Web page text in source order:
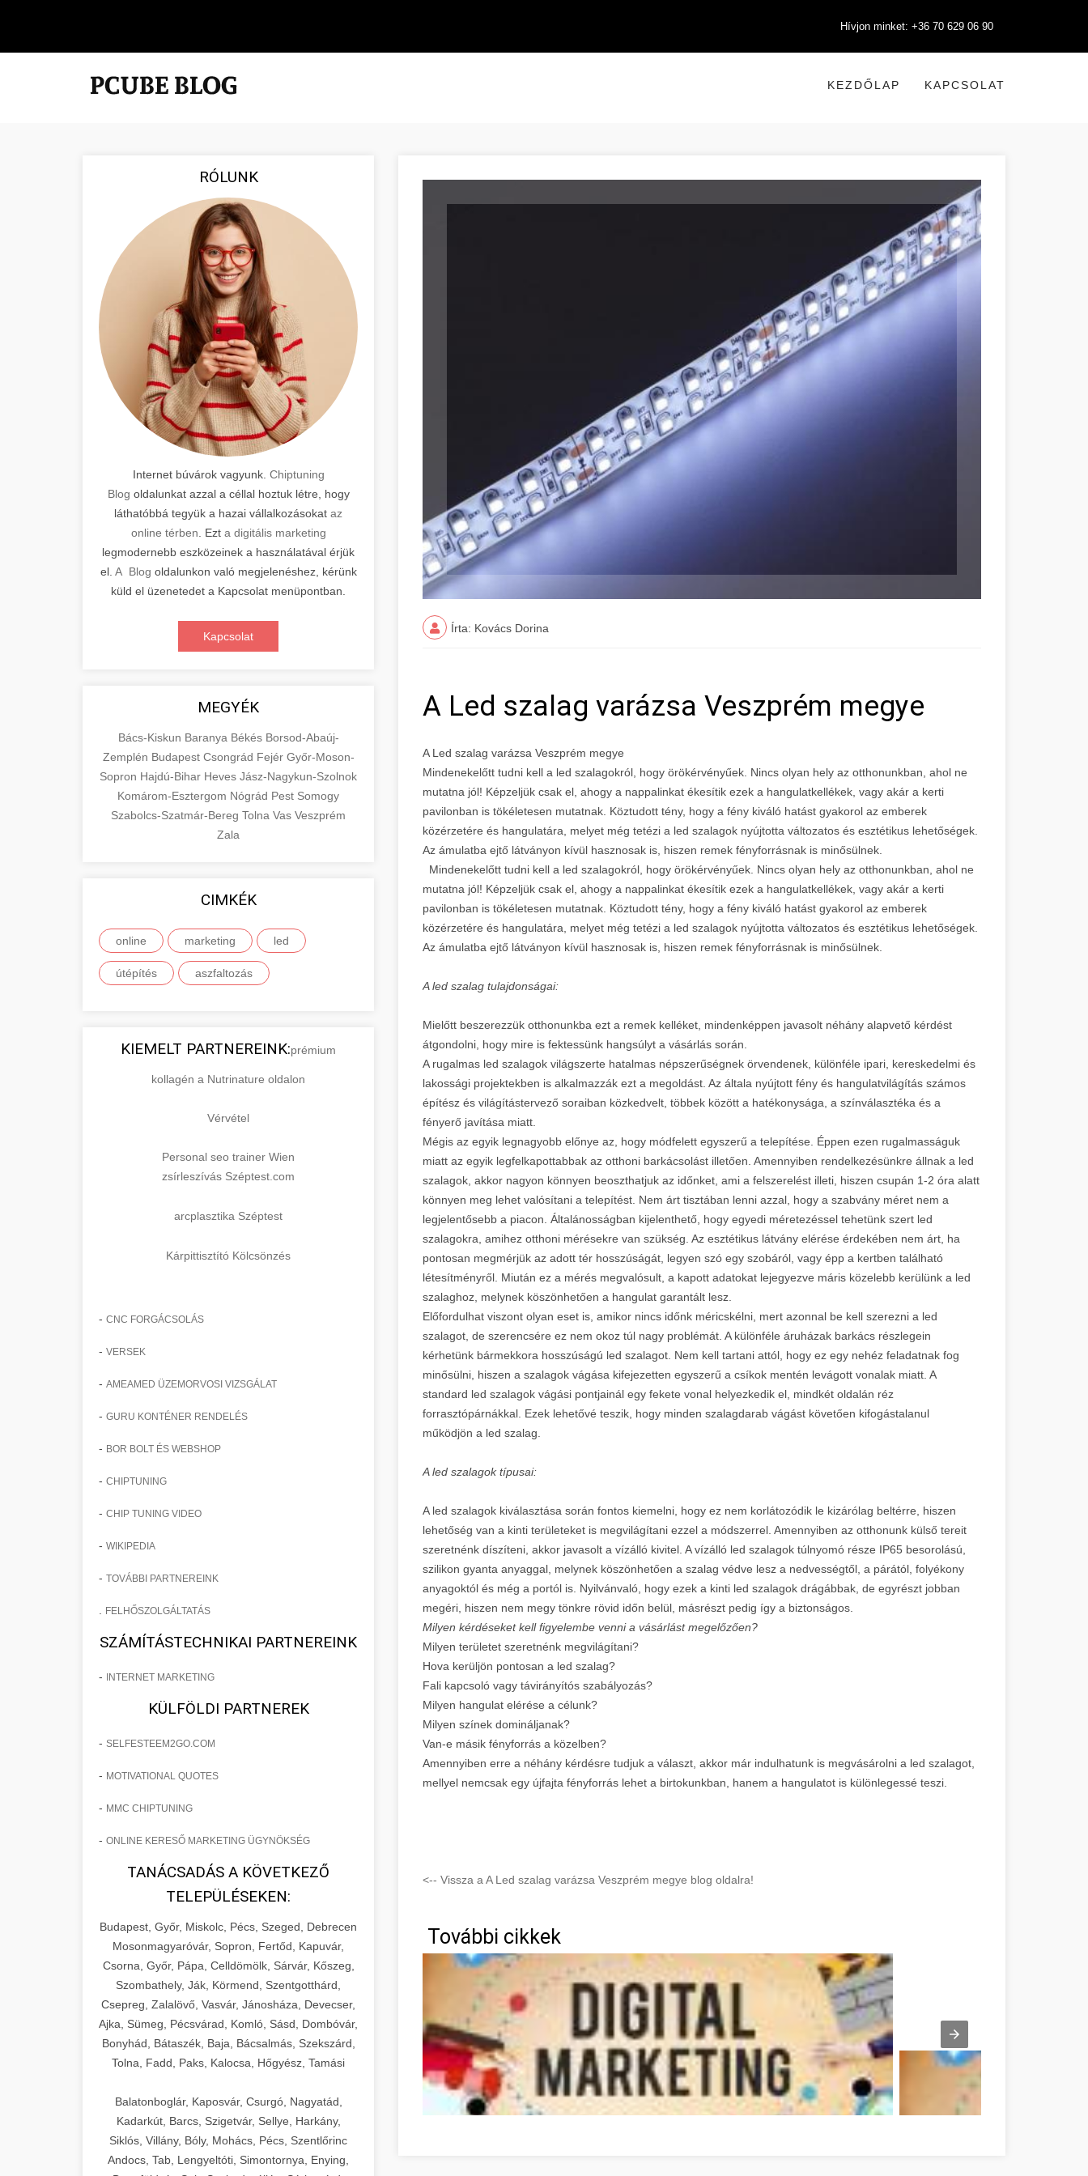
Hívjon minket: +36 70 629 06 90
KEZDŐLAP KAPCSOLAT
RÓLUNK
Internet búvárok vagyunk. Chiptuning
Blog oldalunkat azzal a céllal hoztuk létre, hogy
láthatóbbá tegyük a hazai vállalkozásokat az
online térben . Ezt a digitális marketing
legmodernebb eszközeinek a használatával érjük
el. A Blog oldalunkon való megjelenéshez, kérünk
küld el üzenetedet a Kapcsolat menüpontban.
Kapcsolat
MEGYÉK
Bács-Kiskun Baranya Békés Borsod-Abaúj-
Zemplén Budapest Csongrád Fejér Győr-Moson-
Sopron Hajdú-Bihar Heves Jász-Nagykun-Szolnok
Komárom-Esztergom Nógrád Pest Somogy
Szabolcs-Szatmár-Bereg Tolna Vas Veszprém
Zala
CIMKÉK
online marketing led
útépítés aszfaltozás
KIEMELT PARTNEREINK:prémium
kollagén a Nutrinature oldalon
Vérvétel
Personal seo trainer Wien
zsírleszívás Széptest.com
arcplasztika Széptest
Kárpittisztító Kölcsönzés
- CNC FORGÁCSOLÁS
- VERSEK
- AMEAMED ÜZEMORVOSI VIZSGÁLAT
- GURU KONTÉNER RENDELÉS
- BOR BOLT ÉS WEBSHOP
- CHIPTUNING
- CHIP TUNING VIDEO
- WIKIPEDIA
- TOVÁBBI PARTNEREINK
FELHŐSZOLGÁLTATÁS
SZÁMÍTÁSTECHNIKAI PARTNEREINK
- INTERNET MARKETING
KÜLFÖLDI PARTNEREK
- SELFESTEEM2GO.COM
- MOTIVATIONAL QUOTES
- MMC CHIPTUNING
- ONLINE KERESŐ MARKETING ÜGYNÖKSÉG
TANÁCSADÁS A KÖVETKEZŐ
TELEPÜLÉSEKEN:
Budapest, Győr, Miskolc, Pécs, Szeged, Debrecen
Mosonmagyaróvár, Sopron, Fertőd, Kapuvár,
Csorna, Győr, Pápa, Celldömölk, Sárvár, Kőszeg,
Szombathely, Ják, Körmend, Szentgotthárd,
Csepreg, Zalalövő, Vasvár, Jánosháza, Devecser,
Ajka, Sümeg, Pécsvárad, Komló, Sásd, Dombóvár,
Bonyhád, Bátaszék, Baja, Bácsalmás, Szekszárd,
Tolna, Fadd, Paks, Kalocsa, Hőgyész, Tamási
Balatonboglár, Kaposvár, Csurgó, Nagyatád,
Kadarkút, Barcs, Szigetvár, Sellye, Harkány,
Siklós, Villány, Bóly, Mohács, Pécs, Szentlőrinc
Andocs, Tab, Lengyeltóti, Simontornya, Enying,
Írta: Kovács Dorina
A Led szalag varázsa Veszprém megye
A Led szalag varázsa Veszprém megye
Mindenekelőtt tudni kell a led szalagokról, hogy örökérvényűek. Nincs olyan hely az otthonunkban, ahol ne
mutatna jól! Képzeljük csak el, ahogy a nappalinkat ékesítik ezek a hangulatkellékek, vagy akár a kerti
pavilonban is tökéletesen mutatnak. Köztudott tény, hogy a fény kiváló hatást gyakorol az emberek
közérzetére és hangulatára, melyet még tetézi a led szalagok nyújtotta változatos és esztétikus lehetőségek.
Az ámulatba ejtő látványon kívül hasznosak is, hiszen remek fényforrásnak is minősülnek.
Mindenekelőtt tudni kell a led szalagokról, hogy örökérvényűek. Nincs olyan hely az otthonunkban, ahol ne
mutatna jól! Képzeljük csak el, ahogy a nappalinkat ékesítik ezek a hangulatkellékek, vagy akár a kerti
pavilonban is tökéletesen mutatnak. Köztudott tény, hogy a fény kiváló hatást gyakorol az emberek
közérzetére és hangulatára, melyet még tetézi a led szalagok nyújtotta változatos és esztétikus lehetőségek.
Az ámulatba ejtő látványon kívül hasznosak is, hiszen remek fényforrásnak is minősülnek.
A led szalag tulajdonságai:
Mielőtt beszerezzük otthonunkba ezt a remek kelléket, mindenképpen javasolt néhány alapvető kérdést
átgondolni, hogy mire is fektessünk hangsúlyt a vásárlás során.
A rugalmas led szalagok világszerte hatalmas népszerűségnek örvendenek, különféle ipari, kereskedelmi és
lakossági projektekben is alkalmazzák ezt a megoldást. Az általa nyújtott fény és hangulatvilágítás számos
építész és világítástervező soraiban közkedvelt, többek között a hatékonysága, a színválasztéka és a
fényerő javítása miatt.
Mégis az egyik legnagyobb előnye az, hogy módfelett egyszerű a telepítése. Éppen ezen rugalmasságuk
miatt az egyik legfelkapottabbak az otthoni barkácsolást illetően. Amennyiben rendelkezésünkre állnak a led
szalagok, akkor nagyon könnyen beoszthatjuk az időnket, ami a felszerelést illeti, hiszen csupán 1-2 óra alatt
könnyen meg lehet valósítani a telepítést. Nem árt tisztában lenni azzal, hogy a szabvány méret nem a
legjelentősebb a piacon. Általánosságban kijelenthető, hogy egyedi méretezéssel tehetünk szert led
szalagokra, amihez otthoni mérésekre van szükség. Az esztétikus látvány elérése érdekében nem árt, ha
pontosan megmérjük az adott tér hosszúságát, legyen szó egy szobáról, vagy épp a kertben található
létesítményről. Miután ez a mérés megvalósult, a kapott adatokat lejegyezve máris közelebb kerülünk a led
szalaghoz, melynek köszönhetően a hangulat garantált lesz.
Előfordulhat viszont olyan eset is, amikor nincs időnk méricskélni, mert azonnal be kell szerezni a led
szalagot, de szerencsére ez nem okoz túl nagy problémát. A különféle áruházak barkács részlegein
kérhetünk bármekkora hosszúságú led szalagot. Nem kell tartani attól, hogy ez egy nehéz feladatnak fog
minősülni, hiszen a szalagok vágása kifejezetten egyszerű a csíkok mentén levágott vonalak miatt. A
standard led szalagok vágási pontjainál egy fekete vonal helyezkedik el, mindkét oldalán réz
forrasztópárnákkal. Ezek lehetővé teszik, hogy minden szalagdarab vágást követően kifogástalanul
működjön a led szalag.
A led szalagok típusai:
A led szalagok kiválasztása során fontos kiemelni, hogy ez nem korlátozódik le kizárólag beltérre, hiszen
lehetőség van a kinti területeket is megvilágítani ezzel a módszerrel. Amennyiben az otthonunk külső tereit
szeretnénk díszíteni, akkor javasolt a vízálló kivitel. A vízálló led szalagok túlnyomó része IP65 besorolású,
szilikon gyanta anyaggal, melynek köszönhetően a szalag védve lesz a nedvességtől, a párától, folyékony
anyagoktól és még a portól is. Nyilvánvaló, hogy ezek a kinti led szalagok drágábbak, de egyrészt jobban
megéri, hiszen nem megy tönkre rövid időn belül, másrészt pedig így a biztonságos.
Milyen kérdéseket kell figyelembe venni a vásárlást megelőzően?
Milyen területet szeretnénk megvilágítani?
Hova kerüljön pontosan a led szalag?
Fali kapcsoló vagy távirányítós szabályozás?
Milyen hangulat elérése a célunk?
Milyen színek domináljanak?
Van-e másik fényforrás a közelben?
Amennyiben erre a néhány kérdésre tudjuk a választ, akkor már indulhatunk is megvásárolni a led szalagot,
mellyel nemcsak egy újfajta fényforrás lehet a birtokunkban, hanem a hangulatot is különlegessé teszi.
<-- Vissza a A Led szalag varázsa Veszprém megye blog oldalra!
További cikkek